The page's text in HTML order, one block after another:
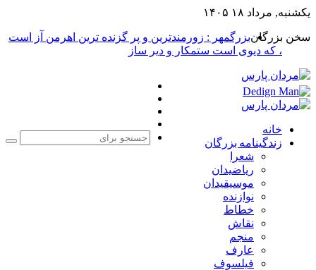
یکشنبه, مرداد ۱۸ ۱۴۰۵
سخن بزرگانبزرگمهر : زورمندترین و پر گزنده ترین اهرمن آز است
، که دیوی است ستمکار و دیر ساز
خانه
زندگینامه بزرگان
شعرا
ریاضیدان
موسیقیدان
نوازنده
خطاط
نقاش
منجم
عارف
فیلسوف